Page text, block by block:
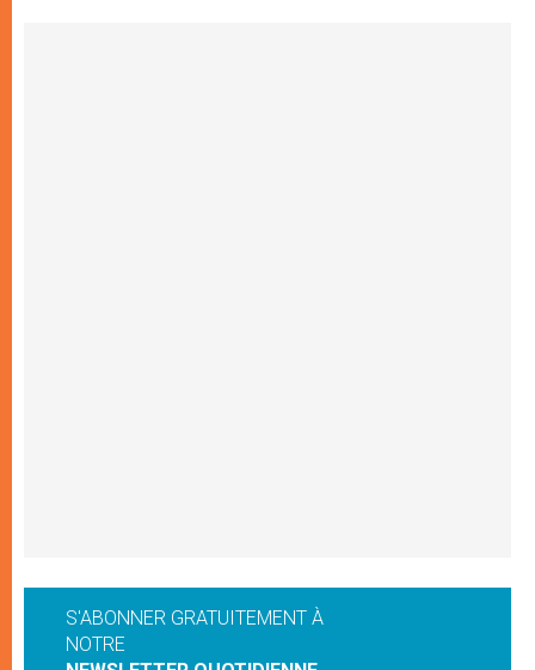
S'ABONNER GRATUITEMENT À
NOTRE